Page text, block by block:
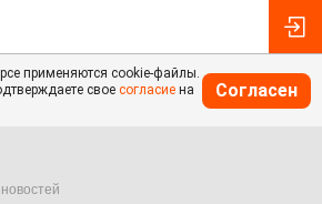
применяются cookie-файлы.
свое согласие на
Согласен